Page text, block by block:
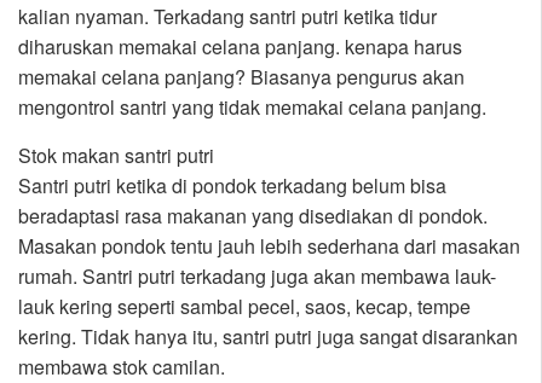
kalian nyaman. Terkadang santri putri ketika tidur
diharuskan memakai celana panjang. kenapa harus
memakai celana panjang? Biasanya pengurus akan
mengontrol santri yang tidak memakai celana panjang.
Stok makan santri putri
Santri putri ketika di pondok terkadang belum bisa
beradaptasi rasa makanan yang disediakan di pondok.
Masakan pondok tentu jauh lebih sederhana dari masakan
rumah. Santri putri terkadang juga akan membawa lauk-
lauk kering seperti sambal pecel, saos, kecap, tempe
kering. Tidak hanya itu, santri putri juga sangat disarankan
membawa stok camilan.